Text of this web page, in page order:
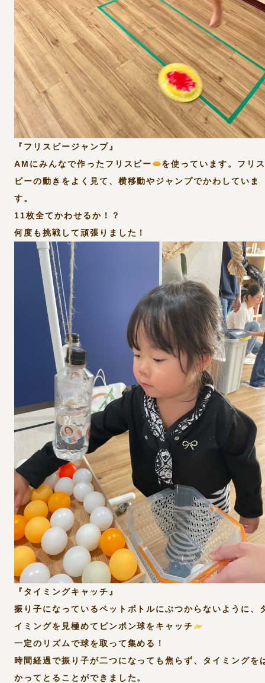
『フリスビージャンプ』
AMにみんなで作ったフリスビー
を使っています。フリス
ビーの動きをよく見て、横移動やジャンプでかわしていま
す。
11枚全てかわせるか！？
何度も挑戦して頑張りました！
『タイミングキャッチ』
振り子になっているペットボトルにぶつからないように、
イミングを見極めてピンポン球をキャッチ
一定のリズムで球を取って集める！
時間経過で振り子が二つになっても焦らず、タイミングを
かってとることができました。